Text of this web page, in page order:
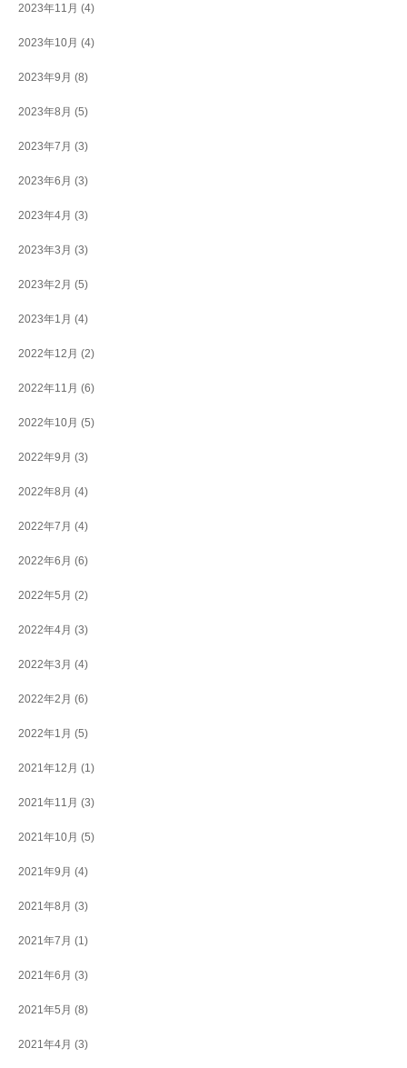
2023年11月 (4)
2023年10月 (4)
2023年9月 (8)
2023年8月 (5)
2023年7月 (3)
2023年6月 (3)
2023年4月 (3)
2023年3月 (3)
2023年2月 (5)
2023年1月 (4)
2022年12月 (2)
2022年11月 (6)
2022年10月 (5)
2022年9月 (3)
2022年8月 (4)
2022年7月 (4)
2022年6月 (6)
2022年5月 (2)
2022年4月 (3)
2022年3月 (4)
2022年2月 (6)
2022年1月 (5)
2021年12月 (1)
2021年11月 (3)
2021年10月 (5)
2021年9月 (4)
2021年8月 (3)
2021年7月 (1)
2021年6月 (3)
2021年5月 (8)
2021年4月 (3)